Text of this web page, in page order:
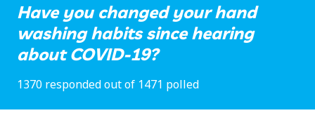
Have you changed your hand
washing habits since hearing
about COVID-19?
1370 responded out of 1471 polled